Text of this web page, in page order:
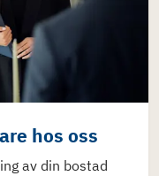
hos oss
av din bostad